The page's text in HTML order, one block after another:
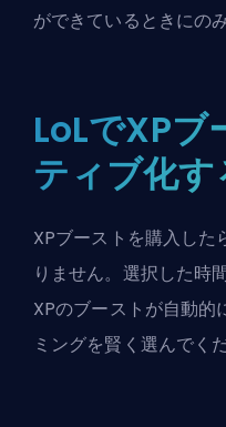
ができているときにの
LoLでXPブ
ティブ化す
XPブーストを購入した
りません。選択した時
XPのブーストが自動的
ミングを賢く選んでくだ